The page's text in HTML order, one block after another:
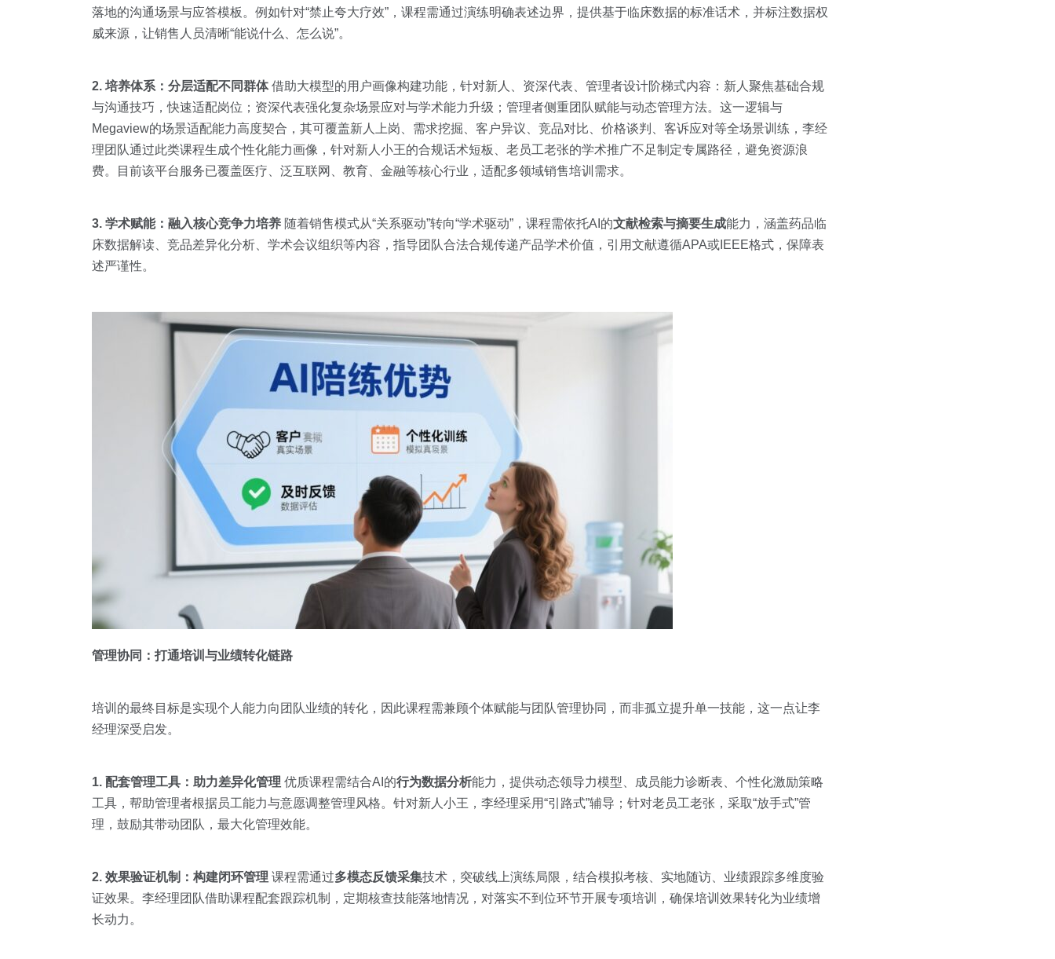
落地的沟通场景与应答模板。例如针对“禁止夸大疗效”，课程需通过演练明确表述边界，提供基于临床数据的标准话术，并标注数据权
威来源，让销售人员清晰“能说什么、怎么说”。
2. 培养体系：分层适配不同群体借助大模型的用户画像构建功能，针对新人、资深代表、管理者设计阶梯式内容：新人聚焦基础合规
与沟通技巧，快速适配岗位；资深代表强化复杂场景应对与学术能力升级；管理者侧重团队赋能与动态管理方法。这一逻辑与
Megaview的场景适配能力高度契合，其可覆盖新人上岗、需求挖掘、客户异议、竞品对比、价格谈判、客诉应对等全场景训练，李经
理团队通过此类课程生成个性化能力画像，针对新人小王的合规话术短板、老员工老张的学术推广不足制定专属路径，避免资源浪
费。目前该平台服务已覆盖医疗、泛互联网、教育、金融等核心行业，适配多领域销售培训需求。
3. 学术赋能：融入核心竞争力培养 随着销售模式从“关系驱动”转向“学术驱动”，课程需依托AI的文献检索与摘要生成能力，涵盖药品临
床数据解读、竞品差异化分析、学术会议组织等内容，指导团队合法合规传递产品学术价值，引用文献遵循APA或IEEE格式，保障表
述严谨性。
管理协同：打通培训与业绩转化链路
培训的最终目标是实现个人能力向团队业绩的转化，因此课程需兼顾个体赋能与团队管理协同，而非孤立提升单一技能，这一点让李
经理深受启发。
1. 配套管理工具：助力差异化管理 优质课程需结合AI的行为数据分析能力，提供动态领导力模型、成员能力诊断表、个性化激励策略
工具，帮助管理者根据员工能力与意愿调整管理风格。针对新人小王，李经理采用“引路式”辅导；针对老员工老张，采取“放手式”管
理，鼓励其带动团队，最大化管理效能。
2. 效果验证机制：构建闭环管理 课程需通过多模态反馈采集技术，突破线上演练局限，结合模拟考核、实地随访、业绩跟踪多维度验
证效果。李经理团队借助课程配套跟踪机制，定期核查技能落地情况，对落实不到位环节开展专项培训，确保培训效果转化为业绩增
长动力。